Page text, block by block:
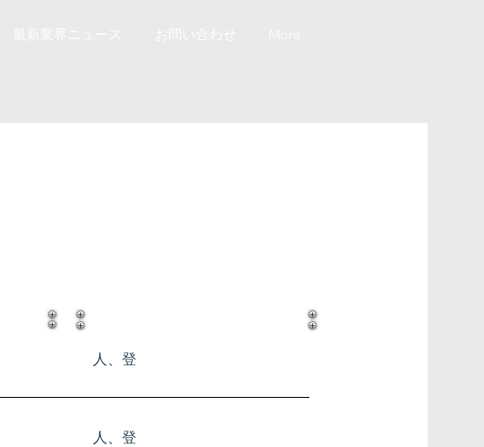
登
人、登
人、登